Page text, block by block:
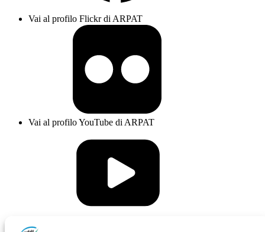
Vai al profilo Flickr di ARPAT
Vai al profilo YouTube di ARPAT
Vai al profilo Issuu di ARPAT